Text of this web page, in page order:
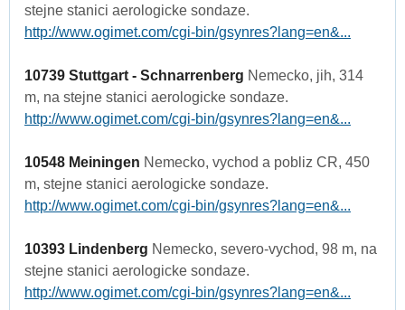
stejne stanici aerologicke sondaze.
http://www.ogimet.com/cgi-bin/gsynres?lang=en&...
10739 Stuttgart - Schnarrenberg Nemecko, jih, 314
m, na stejne stanici aerologicke sondaze.
http://www.ogimet.com/cgi-bin/gsynres?lang=en&...
10548 Meiningen Nemecko, vychod a pobliz CR, 450
m, stejne stanici aerologicke sondaze.
http://www.ogimet.com/cgi-bin/gsynres?lang=en&...
10393 Lindenberg Nemecko, severo-vychod, 98 m, na
stejne stanici aerologicke sondaze.
http://www.ogimet.com/cgi-bin/gsynres?lang=en&...